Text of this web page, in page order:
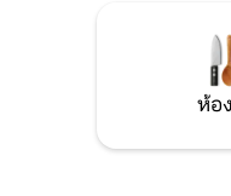
การพักผ่อน เป็
สำหรับวันครบร
เพียงแค่ใช้เวลาร่
ห้อ